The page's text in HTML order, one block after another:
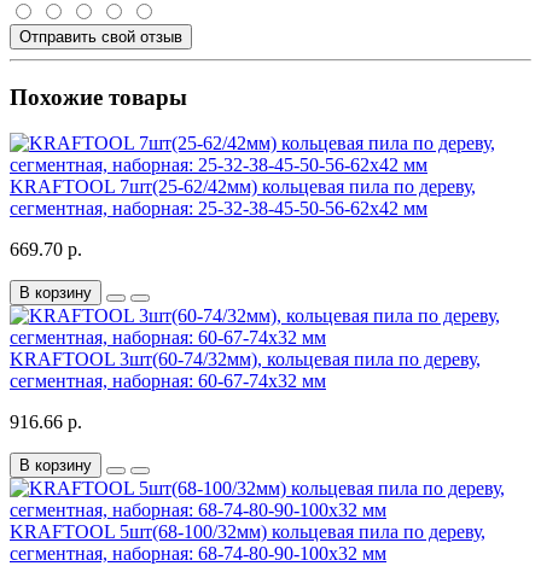
Отправить свой отзыв
Похожие товары
KRAFTOOL 7шт(25-62/42мм) кольцевая пила по дереву,
сегментная, наборная: 25-32-38-45-50-56-62х42 мм
669.70 р.
В корзину
KRAFTOOL 3шт(60-74/32мм), кольцевая пила по дереву,
сегментная, наборная: 60-67-74x32 мм
916.66 р.
В корзину
KRAFTOOL 5шт(68-100/32мм) кольцевая пила по дереву,
сегментная, наборная: 68-74-80-90-100x32 мм